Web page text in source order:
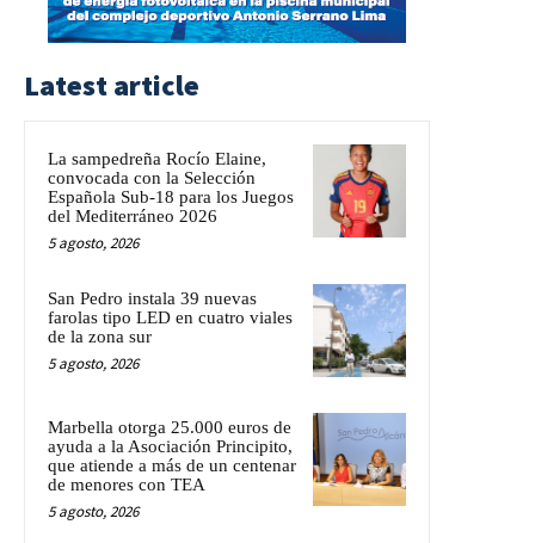
Latest article
La sampedreña Rocío Elaine,
convocada con la Selección
Española Sub-18 para los Juegos
del Mediterráneo 2026
5 agosto, 2026
San Pedro instala 39 nuevas
farolas tipo LED en cuatro viales
de la zona sur
5 agosto, 2026
Marbella otorga 25.000 euros de
ayuda a la Asociación Principito,
que atiende a más de un centenar
de menores con TEA
5 agosto, 2026